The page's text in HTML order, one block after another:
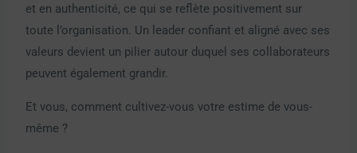
et en authenticité, ce qui se reflète positivement sur
toute l’organisation. Un leader confiant et aligné avec ses
valeurs devient un pilier autour duquel ses collaborateurs
peuvent également grandir.
Et vous, comment cultivez-vous votre estime de vous-
même ?